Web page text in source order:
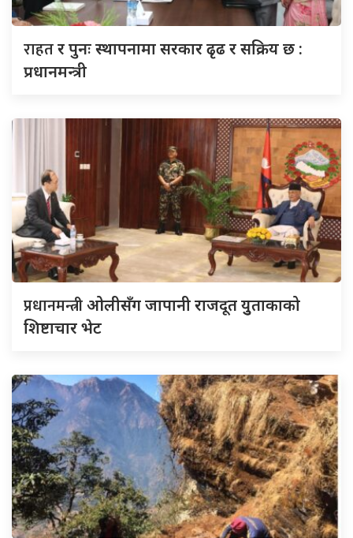
राहतर पुनः स्थापनामा सरकार ढृढ र सक्रिय छ :
प्रधानमन्त्री
प्रधानमन्त्रीओलीसँग जापानी राजदूत युुताकाको
शिष्टाचार भेट